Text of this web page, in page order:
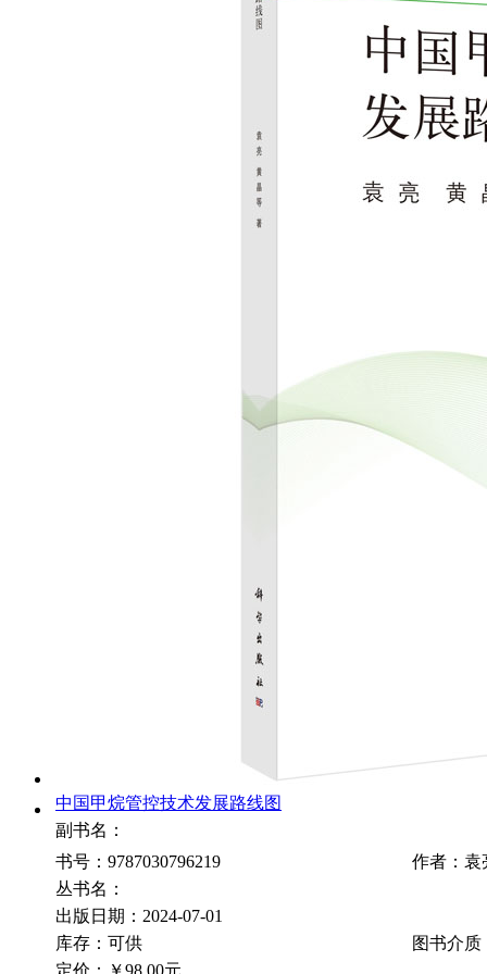
中国甲烷管控技术发展路线图
副书名：
书号：9787030796219
作者：袁
丛书名：
出版日期：2024-07-01
库存：可供
图书介质
定价：
￥98.00元